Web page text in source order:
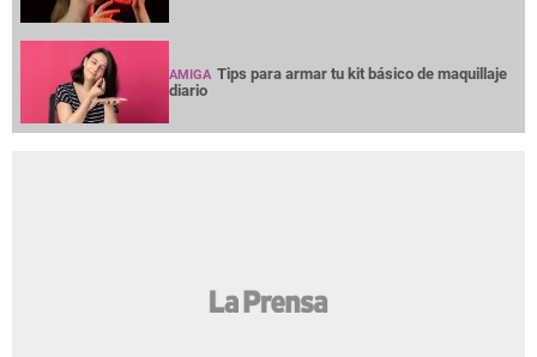
AMIGA Tips para armar tu kit básico de maquillaje
diario